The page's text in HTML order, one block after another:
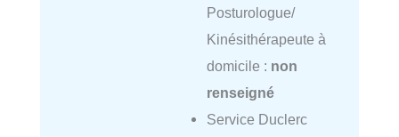
Posturologue/
Kinésithérapeute à
domicile : non
renseigné
Service Duclerc